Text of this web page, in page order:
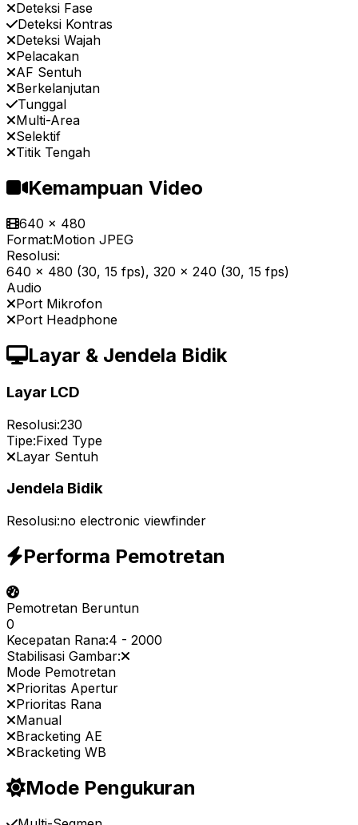
Deteksi Fase
Deteksi Kontras
Deteksi Wajah
Pelacakan
AF Sentuh
Berkelanjutan
Tunggal
Multi-Area
Selektif
Titik Tengah
Kemampuan Video
640 x 480
Format:Motion JPEG
Resolusi:
640 x 480 (30, 15 fps), 320 x 240 (30, 15 fps)
Audio
Port Mikrofon
Port Headphone
Layar & Jendela Bidik
Layar LCD
Resolusi:230
Tipe:Fixed Type
Layar Sentuh
Jendela Bidik
Resolusi:no electronic viewfinder
Performa Pemotretan
Pemotretan Beruntun
0
Kecepatan Rana:4 - 2000
Stabilisasi Gambar:
Mode Pemotretan
Prioritas Apertur
Prioritas Rana
Manual
Bracketing AE
Bracketing WB
Mode Pengukuran